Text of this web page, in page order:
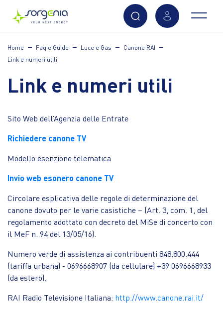
contenuto
Home Faq e Guide Luce e Gas
Canone RAI
Link e numeri utili
Link e numeri utili
Sito Web dell’Agenzia delle Entrate
Richiedere canone TV
Modello esenzione telematica
Invio web esonero canone TV
Circolare esplicativa delle regole di determinazione del
canone dovuto per le varie casistiche – (Art. 3, com. 1, del
regolamento adottato con decreto del MiSe di concerto con
il MeF n. 94 del 13/05/16).
Numero verde di assistenza ai contribuenti 848.800.444
(tariffa urbana) - 0696668907 (da cellulare) +39 0696668933
(da estero).
RAI Radio Televisione Italiana: http://www.canone.rai.it/